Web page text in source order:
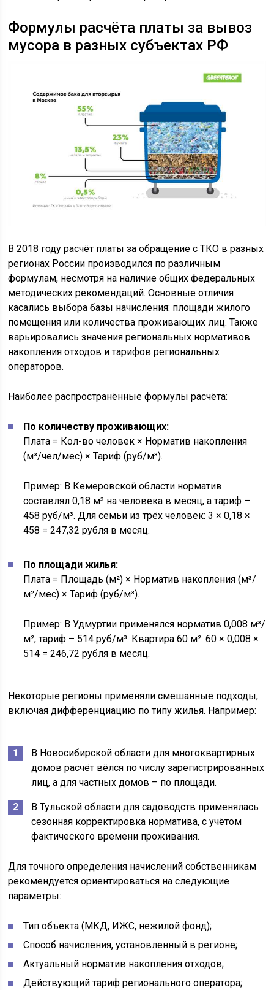
Формулы расчёта платы за вывоз
мусора в разных субъектах РФ
В 2018 году расчёт платы за обращение с ТКО в разных
регионах России производился по различным
формулам, несмотря на наличие общих федеральных
методических рекомендаций. Основные отличия
касались выбора базы начисления: площади жилого
помещения или количества проживающих лиц. Также
варьировались значения региональных нормативов
накопления отходов и тарифов региональных
операторов.
Наиболее распространённые формулы расчёта:
По количеству проживающих:
Плата = Кол-во человек × Норматив накопления
(м³/чел/мес) × Тариф (руб/м³).
Пример: В Кемеровской области норматив
составлял 0,18 м³ на человека в месяц, а тариф –
458 руб/м³. Для семьи из трёх человек: 3 × 0,18 ×
458 = 247,32 рубля в месяц.
По площади жилья:
Плата = Площадь (м²) × Норматив накопления (м³/
м²/мес) × Тариф (руб/м³).
Пример: В Удмуртии применялся норматив 0,008 м³/
м², тариф – 514 руб/м³. Квартира 60 м²: 60 × 0,008 ×
514 = 246,72 рубля в месяц.
Некоторые регионы применяли смешанные подходы,
включая дифференциацию по типу жилья. Например:
В Новосибирской области для многоквартирных
домов расчёт вёлся по числу зарегистрированных
лиц, а для частных домов – по площади.
В Тульской области для садоводств применялась
сезонная корректировка норматива, с учётом
фактического времени проживания.
Для точного определения начислений собственникам
рекомендуется ориентироваться на следующие
параметры:
Тип объекта (МКД, ИЖС, нежилой фонд);
Способ начисления, установленный в регионе;
Актуальный норматив накопления отходов;
Действующий тариф регионального оператора;